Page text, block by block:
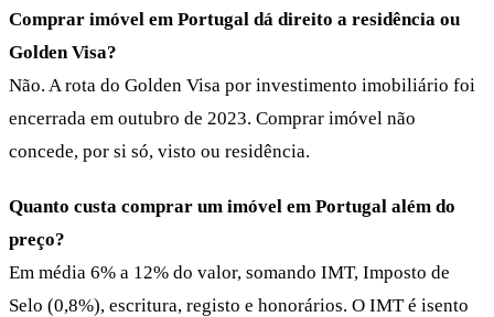
Comprar imóvel em Portugal dá direito a residência ou
Golden Visa?
Não. A rota do Golden Visa por investimento imobiliário foi
encerrada em outubro de 2023. Comprar imóvel não
concede, por si só, visto ou residência.
Quanto custa comprar um imóvel em Portugal além do
preço?
Em média 6% a 12% do valor, somando IMT, Imposto de
Selo (0,8%), escritura, registo e honorários. O IMT é isento